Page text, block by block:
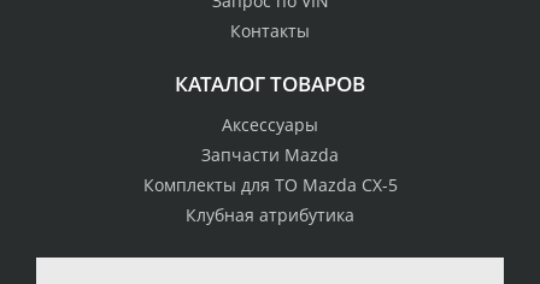
стоимости
Гарантия качества
Контакты
КАТАЛОГ ТОВАРОВ
Аксессуары
Запчасти Mazda
Комплекты для ТО Mazda CX-5
Клубная атрибутика